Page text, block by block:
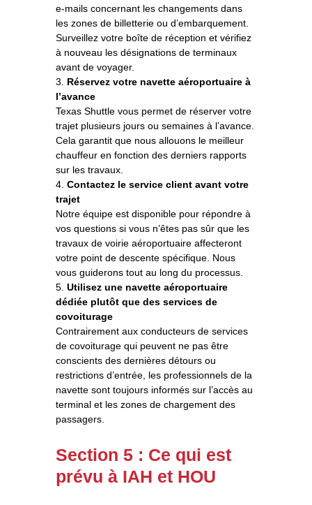
e-mails concernant les changements dans
les zones de billetterie ou d’embarquement.
Surveillez votre boîte de réception et vérifiez
à nouveau les désignations de terminaux
avant de voyager.
3. Réservez votre navette aéroportuaire à
l’avance
Texas Shuttle vous permet de réserver votre
trajet plusieurs jours ou semaines à l’avance.
Cela garantit que nous allouons le meilleur
chauffeur en fonction des derniers rapports
sur les travaux.
4. Contactez le service client avant votre
trajet
Notre équipe est disponible pour répondre à
vos questions si vous n’êtes pas sûr que les
travaux de voirie aéroportuaire affecteront
votre point de descente spécifique. Nous
vous guiderons tout au long du processus.
5. Utilisez une navette aéroportuaire
dédiée plutôt que des services de
covoiturage
Contrairement aux conducteurs de services
de covoiturage qui peuvent ne pas être
conscients des dernières détours ou
restrictions d’entrée, les professionnels de la
navette sont toujours informés sur l’accès au
terminal et les zones de chargement des
passagers.
Section 5 : Ce qui est
prévu à IAH et HOU